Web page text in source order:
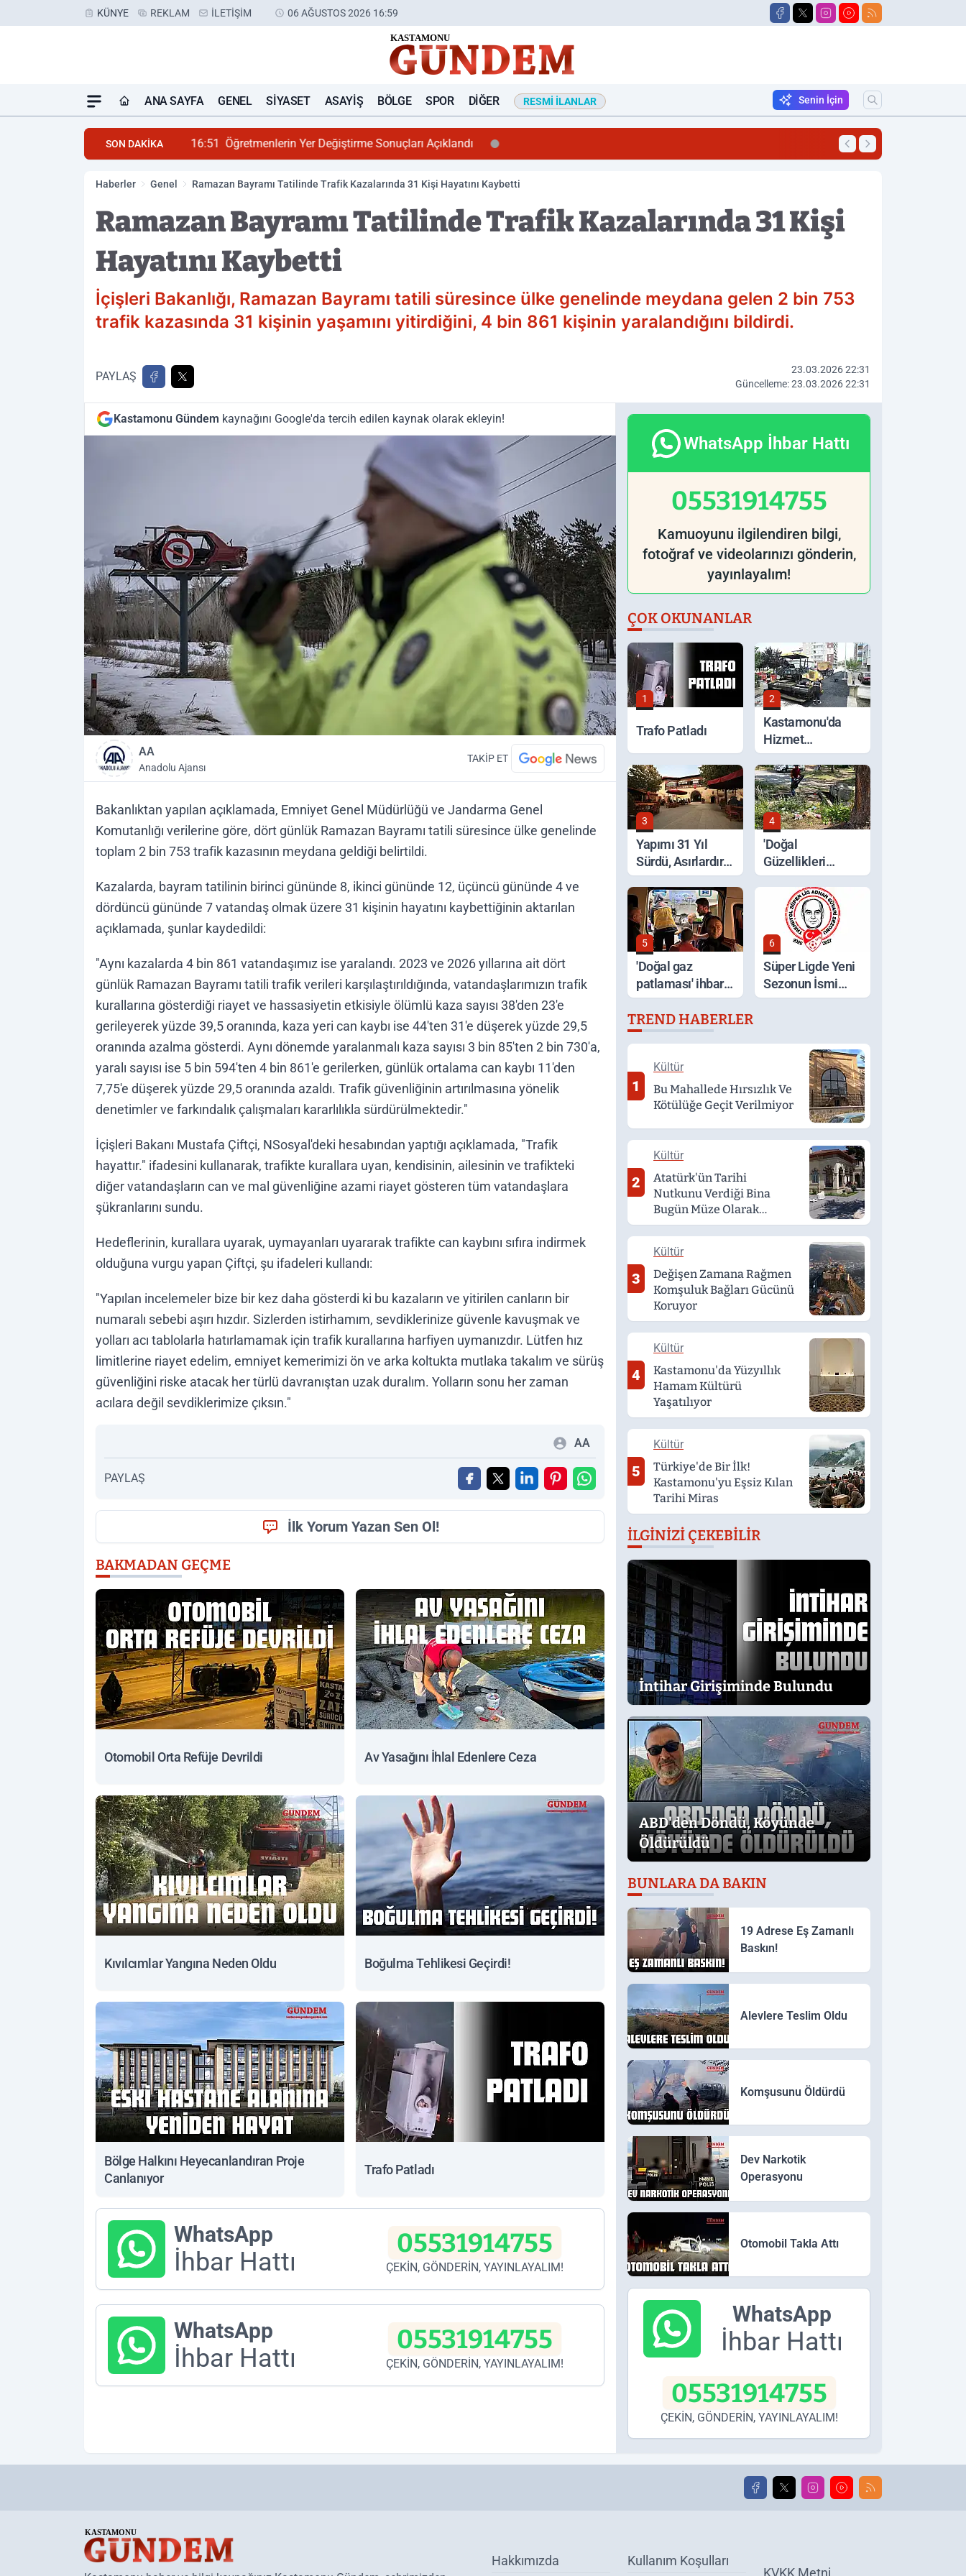
KÜNYE REKLAM İLETIŞIM 06 AĞUSTOS 2026 16:59
ANA SAYFA GENEL SIYASET ASAYIŞ BÖLGE SPOR DIĞER RESMI İLANLAR Senin İçin
SON DAKİKA 16:51 Öğretmenlerin Yer Değiştirme Sonuçları Açıklandı 11:01 LGS Yerleştirme
Haberler Genel Ramazan Bayramı Tatilinde Trafik Kazalarında 31 Kişi Hayatını Kaybetti
Ramazan Bayramı Tatilinde Trafik Kazalarında 31 Kişi
Hayatını Kaybetti
İçişleri Bakanlığı, Ramazan Bayramı tatili süresince ülke genelinde meydana gelen 2 bin 753
trafik kazasında 31 kişinin yaşamını yitirdiğini, 4 bin 861 kişinin yaralandığını bildirdi.
PAYLAŞ
23.03.2026 22:31
Güncelleme: 23.03.2026 22:31
Kastamonu Gündem kaynağını Google'da tercih edilen kaynak olarak ekleyin!
AA
Anadolu Ajansı
TAKİP ET
Bakanlıktan yapılan açıklamada, Emniyet Genel Müdürlüğü ve Jandarma Genel
Komutanlığı verilerine göre, dört günlük Ramazan Bayramı tatili süresince ülke genelinde
toplam 2 bin 753 trafik kazasının meydana geldiği belirtildi.
Kazalarda, bayram tatilinin birinci gününde 8, ikinci gününde 12, üçüncü gününde 4 ve
dördüncü gününde 7 vatandaş olmak üzere 31 kişinin hayatını kaybettiğinin aktarılan
açıklamada, şunlar kaydedildi:
"Aynı kazalarda 4 bin 861 vatandaşımız ise yaralandı. 2023 ve 2026 yıllarına ait dört
günlük Ramazan Bayramı tatili trafik verileri karşılaştırıldığında, vatandaşlarımızın trafik
kurallarına gösterdiği riayet ve hassasiyetin etkisiyle ölümlü kaza sayısı 38'den 23'e
gerileyerek yüzde 39,5 oranında, kaza yeri can kaybı ise 44'ten 31'e düşerek yüzde 29,5
oranında azalma gösterdi. Aynı dönemde yaralanmalı kaza sayısı 3 bin 85'ten 2 bin 730'a,
yaralı sayısı ise 5 bin 594'ten 4 bin 861'e gerilerken, günlük ortalama can kaybı 11'den
7,75'e düşerek yüzde 29,5 oranında azaldı. Trafik güvenliğinin artırılmasına yönelik
denetimler ve farkındalık çalışmaları kararlılıkla sürdürülmektedir."
İçişleri Bakanı Mustafa Çiftçi, NSosyal'deki hesabından yaptığı açıklamada, "Trafik
hayattır." ifadesini kullanarak, trafikte kurallara uyan, kendisinin, ailesinin ve trafikteki
diğer vatandaşların can ve mal güvenliğine azami riayet gösteren tüm vatandaşlara
şükranlarını sundu.
Hedeflerinin, kurallara uyarak, uymayanları uyararak trafikte can kaybını sıfıra indirmek
olduğuna vurgu yapan Çiftçi, şu ifadeleri kullandı:
"Yapılan incelemeler bize bir kez daha gösterdi ki bu kazaların ve yitirilen canların bir
numaralı sebebi aşırı hızdır. Sizlerden istirhamım, sevdiklerinize güvenle kavuşmak ve
yolları acı tablolarla hatırlamamak için trafik kurallarına harfiyen uymanızdır. Lütfen hız
limitlerine riayet edelim, emniyet kemerimizi ön ve arka koltukta mutlaka takalım ve sürüş
güvenliğini riske atacak her türlü davranıştan uzak duralım. Yolların sonu her zaman
acılara değil sevdiklerimize çıksın."
AA
PAYLAŞ
İlk Yorum Yazan Sen Ol!
BAKMADAN GEÇME
Otomobil Orta Refüje Devrildi Av Yasağını İhlal Edenlere Ceza
Kıvılcımlar Yangına Neden Oldu Boğulma Tehlikesi Geçirdi!
Bölge Halkını Heyecanlandıran Proje
Canlanıyor
Trafo Patladı
WhatsApp
İhbar Hattı
05531914755
ÇEKİN, GÖNDERİN, YAYINLAYALIM!
WhatsApp
İhbar Hattı
05531914755
ÇEKİN, GÖNDERİN, YAYINLAYALIM!
WhatsApp İhbar Hattı
05531914755
Kamuoyunu ilgilendiren bilgi,
fotoğraf ve videolarınızı gönderin,
yayınlayalım!
ÇOK OKUNANLAR
1
Trafo Patladı
2
Kastamonu'da
Hizmet
Seferberliği
3
Yapımı 31 Yıl
Sürdü, Asırlardır
Ayakta
4
'Doğal
Güzellikleri
Koruyalım' Çağrısı
5
'Doğal gaz
patlaması' ihbarı,
ocakta unutulan
yemek çıktı
6
Süper Ligde Yeni
Sezonun İsmi
Açıklandı
TREND HABERLER
1
Kültür
Bu Mahallede Hırsızlık Ve
Kötülüğe Geçit Verilmiyor
2
Kültür
Atatürk'ün Tarihi
Nutkunu Verdiği Bina
Bugün Müze Olarak
Hizmet Veriyor
3
Kültür
Değişen Zamana Rağmen
Komşuluk Bağları Gücünü
Koruyor
4
Kültür
Kastamonu'da Yüzyıllık
Hamam Kültürü
Yaşatılıyor
5
Kültür
Türkiye'de Bir İlk!
Kastamonu'yu Eşsiz Kılan
Tarihi Miras
İLGINIZI ÇEKEBILIR
İntihar Girişiminde Bulundu
ABD'den Döndü, Köyünde
Öldürüldü
BUNLARA DA BAKIN
19 Adrese Eş Zamanlı
Baskın!
Alevlere Teslim Oldu
Komşusunu Öldürdü
Dev Narkotik
Operasyonu
Otomobil Takla Attı
WhatsApp
İhbar Hattı
05531914755
ÇEKİN, GÖNDERİN, YAYINLAYALIM!
Hakkımızda Kullanım Koşulları
KVKK Metni